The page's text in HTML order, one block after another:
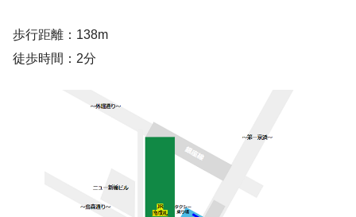
歩行距離：138m
徒歩時間：2分